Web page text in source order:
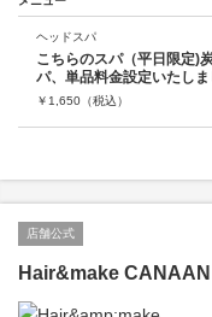
ヘッドスパ
こちらのスパ（平日限定)
パ、単品料金設定いたし
￥ 1,650 （税込）
店舗公式
Hair&make CANAAN